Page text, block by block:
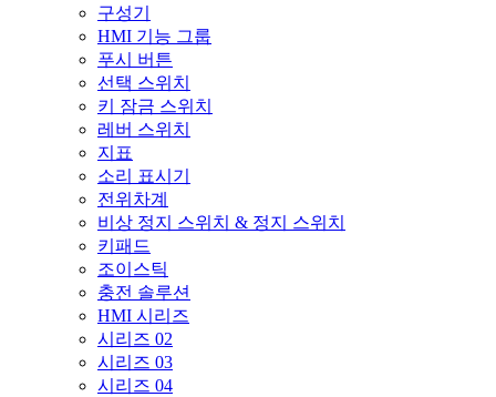
구성기
HMI 기능 그룹
푸시 버튼
선택 스위치
키 잠금 스위치
레버 스위치
지표
소리 표시기
전위차계
비상 정지 스위치 & 정지 스위치
키패드
조이스틱
충전 솔루션
HMI 시리즈
시리즈 02
시리즈 03
시리즈 04